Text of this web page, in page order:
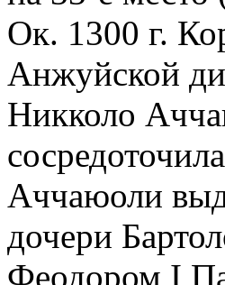
Ок. 1300 г.
Анжуйской
Никколо
Аччаюоли
дочери
Феодором I